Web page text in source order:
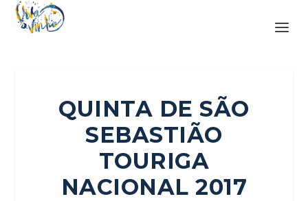
QUINTA DE SÃO
SEBASTIÃO
TOURIGA
NACIONAL 2017